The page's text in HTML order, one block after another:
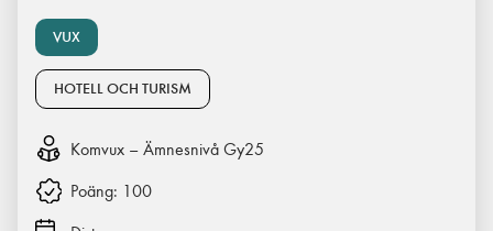
VUX
HOTELL OCH TURISM
Komvux – Ämnesnivå Gy25
Poäng: 100